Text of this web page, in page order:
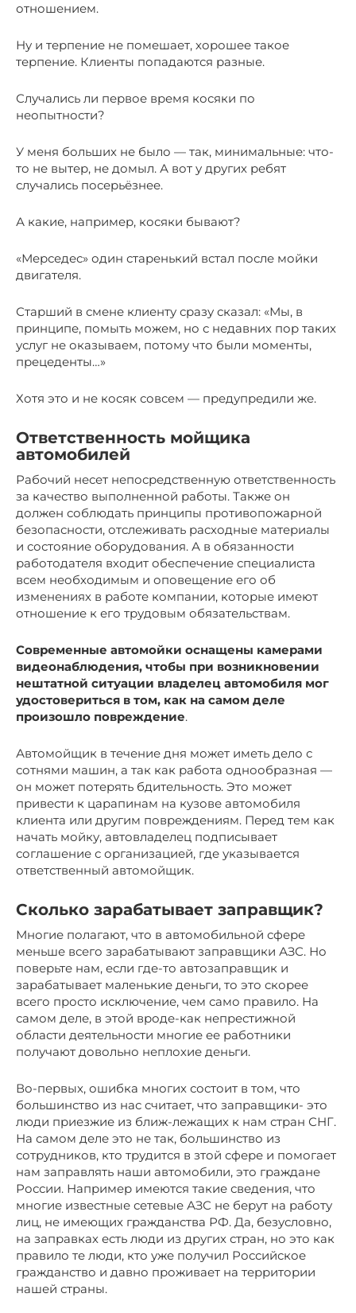
отношением.
Ну и терпение не помешает, хорошее такое
терпение. Клиенты попадаются разные.
Случались ли первое время косяки по
неопытности?
У меня больших не было — так, минимальные: что-
то не вытер, не домыл. А вот у других ребят
случались посерьёзнее.
А какие, например, косяки бывают?
«Мерседес» один старенький встал после мойки
двигателя.
Старший в смене клиенту сразу сказал: «Мы, в
принципе, помыть можем, но с недавних пор таких
услуг не оказываем, потому что были моменты,
прецеденты…»
Хотя это и не косяк совсем — предупредили же.
Ответственность мойщика
автомобилей
Рабочий несет непосредственную ответственность
за качество выполненной работы. Также он
должен соблюдать принципы противопожарной
безопасности, отслеживать расходные материалы
и состояние оборудования. А в обязанности
работодателя входит обеспечение специалиста
всем необходимым и оповещение его об
изменениях в работе компании, которые имеют
отношение к его трудовым обязательствам.
Современные автомойки оснащены камерами
видеонаблюдения, чтобы при возникновении
нештатной ситуации владелец автомобиля мог
удостовериться в том, как на самом деле
произошло повреждение.
Автомойщик в течение дня может иметь дело с
сотнями машин, а так как работа однообразная —
он может потерять бдительность. Это может
привести к царапинам на кузове автомобиля
клиента или другим повреждениям. Перед тем как
начать мойку, автовладелец подписывает
соглашение с организацией, где указывается
ответственный автомойщик.
Сколько зарабатывает заправщик?
Многие полагают, что в автомобильной сфере
меньше всего зарабатывают заправщики АЗС. Но
поверьте нам, если где-то автозаправщик и
зарабатывает маленькие деньги, то это скорее
всего просто исключение, чем само правило. На
самом деле, в этой вроде-как непрестижной
области деятельности многие ее работники
получают довольно неплохие деньги.
Во-первых, ошибка многих состоит в том, что
большинство из нас считает, что заправщики- это
люди приезжие из ближ-лежащих к нам стран СНГ.
На самом деле это не так, большинство из
сотрудников, кто трудится в зтой сфере и помогает
нам заправлять наши автомобили, это граждане
России. Например имеются такие сведения, что
многие известные сетевые АЗС не берут на работу
лиц, не имеющих гражданства РФ. Да, безусловно,
на заправках есть люди из других стран, но это как
правило те люди, кто уже получил Российское
гражданство и давно проживает на территории
нашей страны.